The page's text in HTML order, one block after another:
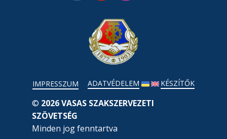
IMPRESSZUM ADATVÉDELEM KÉSZÍTŐK
© 2026 VASAS SZAKSZERVEZETI
SZÖVETSÉG
Minden jog fenntartva